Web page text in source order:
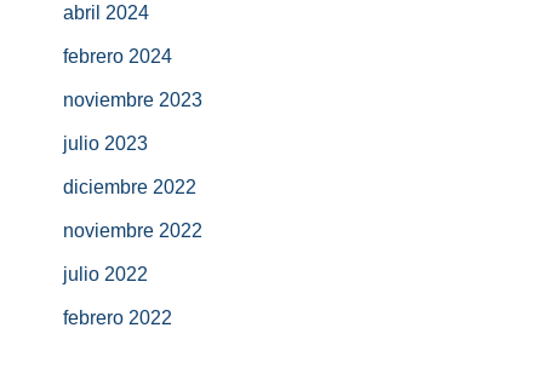
abril 2024
febrero 2024
noviembre 2023
julio 2023
diciembre 2022
noviembre 2022
julio 2022
febrero 2022